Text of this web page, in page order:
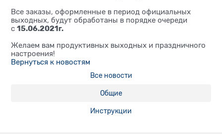
Все заказы, оформленные в период официальных
выходных, будут обработаны в порядке очереди
с 15.06.2021г.
Желаем вам продуктивных выходных и праздничного
настроения!
Вернуться к новостям
Все новости
Общие
Инструкции